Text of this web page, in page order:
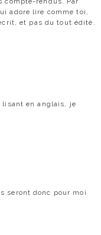
adore lire comme toi,
et pas du tout édité.
lisant en anglais, je
seront donc pour moi